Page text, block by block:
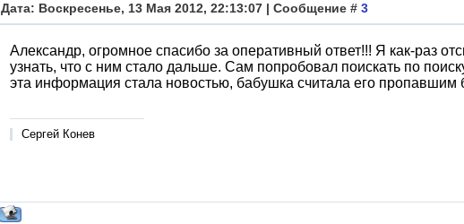
Дата: Воскресенье, 13 Мая 2012, 22:13:07 | Сообщение # 3
Александр, огромное спасибо за оперативный ответ!!! Я как-раз
узнать, что с ним стало дальше. Сам попробовал поискать по
эта информация стала новостью, бабушка считала его пропавшим
Сергей Конев